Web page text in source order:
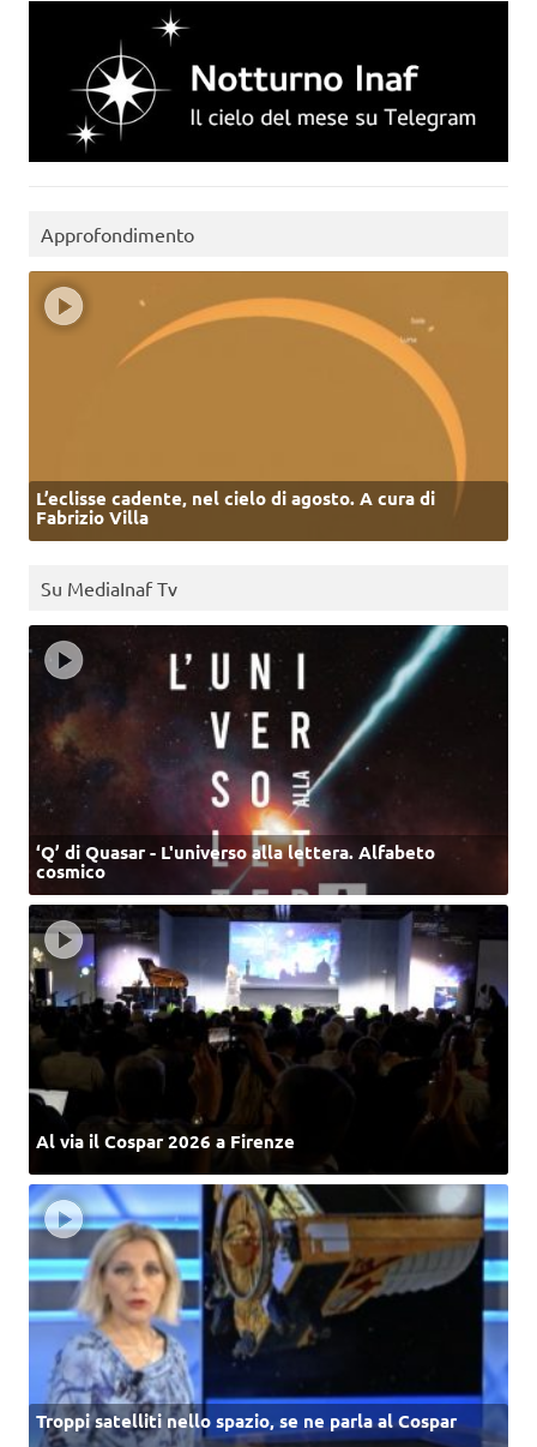
Approfondimento
L’eclisse cadente, nel cielo di agosto. A cura di
Fabrizio Villa
Su MediaInaf Tv
‘Q’ di Quasar - L'universo alla lettera. Alfabeto
cosmico
Al via il Cospar 2026 a Firenze
Troppi satelliti nello spazio, se ne parla al Cospar